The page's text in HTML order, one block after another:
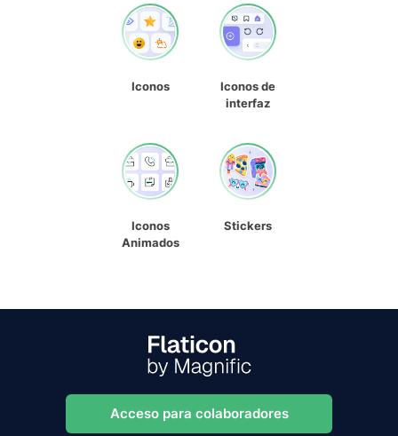
Iconos
Iconos de
interfaz
Iconos
Animados
Stickers
Acceso para colaboradores